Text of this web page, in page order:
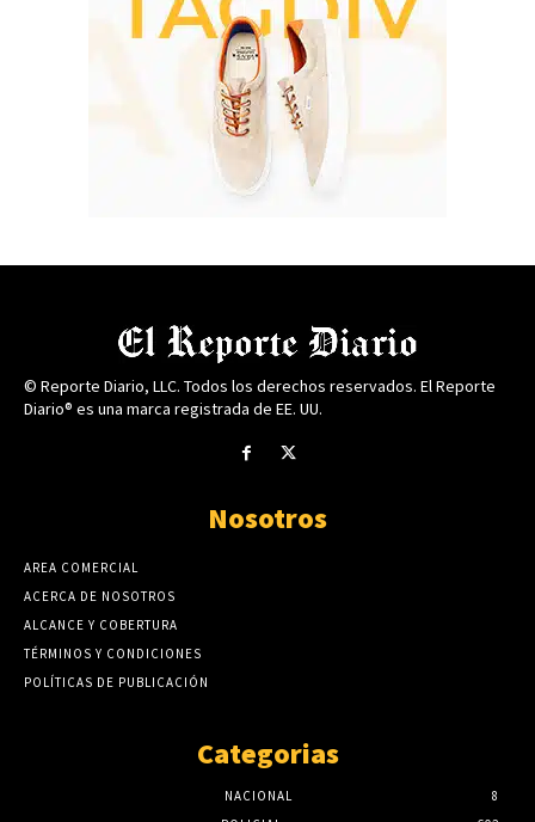
© Reporte Diario, LLC. Todos los derechos reservados. El Reporte
Diario® es una marca registrada de EE. UU.
Nosotros
AREA COMERCIAL
ACERCA DE NOSOTROS
ALCANCE Y COBERTURA
TÉRMINOS Y CONDICIONES
POLÍTICAS DE PUBLICACIÓN
Categorias
NACIONAL
8